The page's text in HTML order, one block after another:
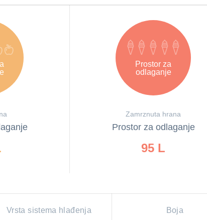
Prostor za
odlaganje
Zamrznuta hrana
Prostor za odlaganje
95 L
Vrsta sistema hlađenja Boja